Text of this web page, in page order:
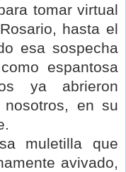
tomar virtual
hasta el
esa sospecha
espantosa
ya abrieron
en su
muletilla que
avivado,